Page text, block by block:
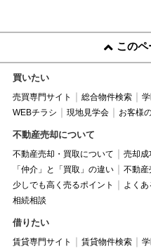
この
買いたい
売買専門サイト 総合物件検索
WEBチラシ
現地見学会 お客様
不動産売却について
不動産売却・買取について 売却成
「仲介」と「買取」の違い
不動産
少しでも高く売るポイント
よく
相続相談
借りたい
賃貸専門サイト 賃貸物件検索